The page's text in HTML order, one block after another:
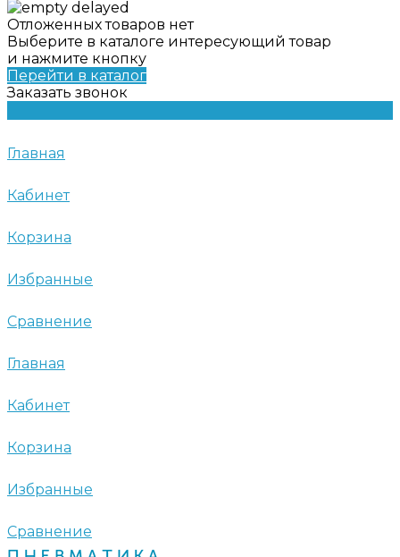
Отложенных товаров нет
Выберите в каталоге интересующий товар
и нажмите кнопку
Перейти в каталог
Заказать звонок
Главная
Кабинет
Корзина
Избранные
Сравнение
Главная
Кабинет
Корзина
Избранные
Сравнение